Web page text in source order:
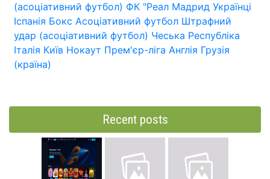
(асоціативний футбол) ФК "Реал Мадрид Українці
Іспанія Бокс Асоціативний футбол Штрафний
удар (асоціативний футбол) Чеська Республіка
Італія Київ Нокаут Прем'єр-ліга Англія Грузія
(країна)
Recent posts